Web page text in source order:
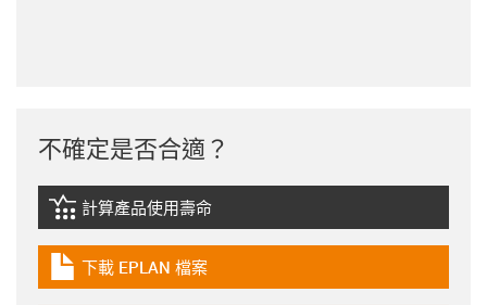
不確定是否合適？
igus-icon-lebensdauerrechner
計算產品使用壽命
igus-icon-download-plan
下載 EPLAN 檔案